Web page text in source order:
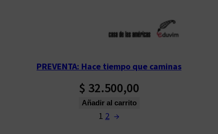
PREVENTA: Hace tiempo que caminas
$ 32.500,00
Añadir al carrito
1 2 →